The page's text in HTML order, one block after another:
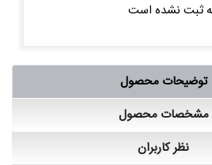
ثبت نشده است
توضیحات محصول
مشخصات محصول
نظر کاربران